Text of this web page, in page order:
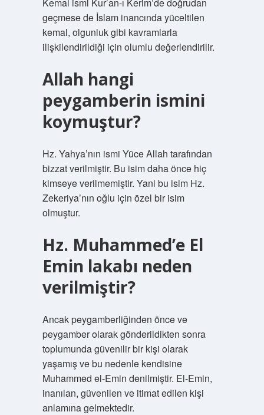
geçmese de İslam inancında yüceltilen
kemal, olgunluk gibi kavramlarla
ilişkilendirildiği için olumlu değerlendirilir.
Allah hangi
peygamberin ismini
koymuştur?
Hz. Yahya’nın ismi Yüce Allah tarafından
bizzat verilmiştir. Bu isim daha önce hiç
kimseye verilmemiştir. Yani bu isim Hz.
Zekeriya’nın oğlu için özel bir isim
olmuştur.
Hz. Muhammed’e El
Emin lakabı neden
verilmiştir?
Ancak peygamberliğinden önce ve
peygamber olarak gönderildikten sonra
toplumunda güvenilir bir kişi olarak
yaşamış ve bu nedenle kendisine
Muhammed el-Emin denilmiştir. El-Emin,
inanılan, güvenilen ve itimat edilen kişi
anlamına gelmektedir.